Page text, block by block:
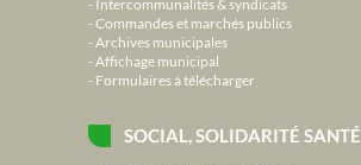
Intercommunalités & syndicats
Commandes et marchés publics
Archives municipales
Affichage municipal
Formulaires à télécharger
SOCIAL, SOLIDARITÉ SANTÉ